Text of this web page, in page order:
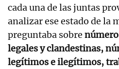
cada una de las juntas
analizar ese estado de la
preguntaba sobre
legales y clandestinas,
legítimos e ilegítimos,